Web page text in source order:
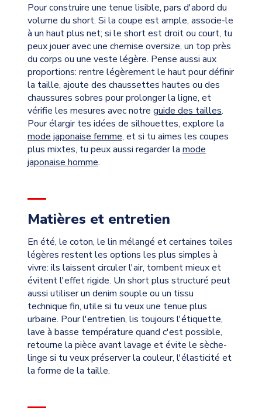
Pour construire une tenue lisible, pars d'abord du
volume du short. Si la coupe est ample, associe-le
à un haut plus net; si le short est droit ou court, tu
peux jouer avec une chemise oversize, un top près
du corps ou une veste légère. Pense aussi aux
proportions: rentre légèrement le haut pour définir
la taille, ajoute des chaussettes hautes ou des
chaussures sobres pour prolonger la ligne, et
vérifie les mesures avec notre guide des tailles.
Pour élargir tes idées de silhouettes, explore la
mode japonaise femme, et si tu aimes les coupes
plus mixtes, tu peux aussi regarder la mode
japonaise homme.
Matières et entretien
En été, le coton, le lin mélangé et certaines toiles
légères restent les options les plus simples à
vivre: ils laissent circuler l'air, tombent mieux et
évitent l'effet rigide. Un short plus structuré peut
aussi utiliser un denim souple ou un tissu
technique fin, utile si tu veux une tenue plus
urbaine. Pour l'entretien, lis toujours l'étiquette,
lave à basse température quand c'est possible,
retourne la pièce avant lavage et évite le sèche-
linge si tu veux préserver la couleur, l'élasticité et
la forme de la taille.